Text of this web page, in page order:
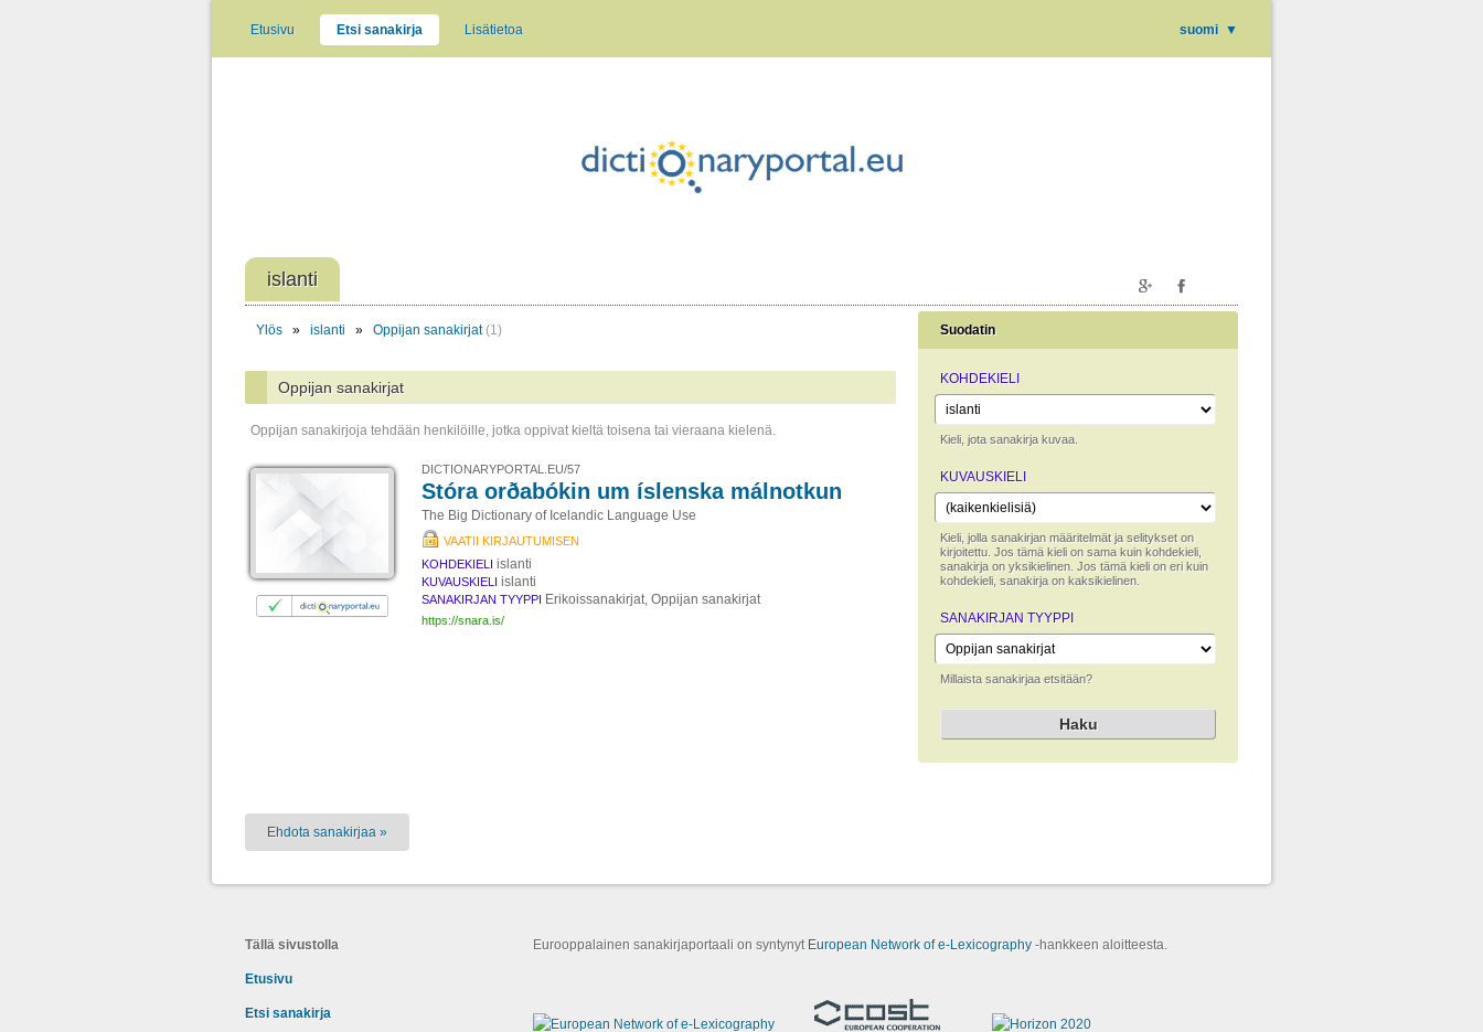
Etusivu Etsi sanakirja Lisätietoa suomi ▼
islanti
Suodatin
KOHDEKIELI
Kieli, jota sanakirja kuvaa.
KUVAUSKIELI
Kieli, jolla sanakirjan määritelmät ja selitykset on
kirjoitettu. Jos tämä kieli on sama kuin kohdekieli,
sanakirja on yksikielinen. Jos tämä kieli on eri kuin
kohdekieli, sanakirja on kaksikielinen.
SANAKIRJAN TYYPPI
Millaista sanakirjaa etsitään?
Ylös » islanti » Oppijan sanakirjat (1)
Oppijan sanakirjat
Oppijan sanakirjoja tehdään henkilöille, jotka oppivat kieltä toisena tai vieraana kielenä.
DICTIONARYPORTAL.EU/57
Stóra orðabókin um íslenska málnotkun
The Big Dictionary of Icelandic Language Use
VAATII KIRJAUTUMISEN
KOHDEKIELI islanti
KUVAUSKIELI islanti
SANAKIRJAN TYYPPI Erikoissanakirjat, Oppijan sanakirjat
https://snara.is/
Ehdota sanakirjaa »
Tällä sivustolla
Etusivu
Etsi sanakirja
Eurooppalainen sanakirjaportaali on syntynyt European Network of e-Lexicography ‑hankkeen aloitteesta.